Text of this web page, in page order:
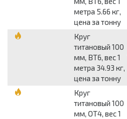
метра 5.66 кг,
цена за тонну
Круг
титановый 100
мм, ВТ6, вес 1
метра 34.93 кг,
цена за тонну
Круг
титановый 100
мм, ОТ4, вес 1